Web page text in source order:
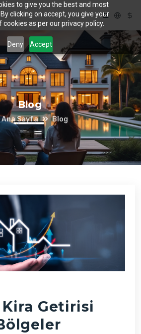
to give you the best and most
clicking on accept, you give your
as per our privacy policy.
Deny Accept
Blog
Ana Sayfa Blog
Kira Getirisi